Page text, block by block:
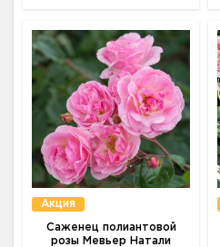
Акция
Саженец полиантовой
розы Мевьер Натали